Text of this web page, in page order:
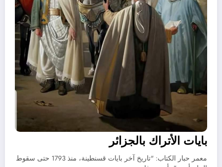
بايات الأتراك بالجزائر
معمر حبار الكتاب: "تاريخ آخر بايات قسنطينة، منذ 1793 حتى سقوط